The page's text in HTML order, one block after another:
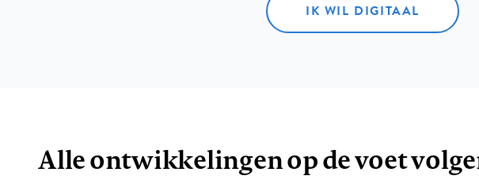
IK WIL DIGITAAL
Alle ontwikkelingen op de voet